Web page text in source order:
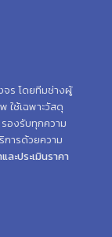
ร โดยทีมช่างผู้
ใช้เฉพาะวัสดุ
องรับทุกความ
การด้วยความ
ะประเมินราคา